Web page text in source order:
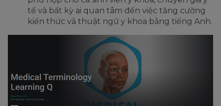
tế và bất kỳ ai quan tâm đến việc tăng cường
kiến thức và thuật ngữ y khoa bằng tiếng Anh.